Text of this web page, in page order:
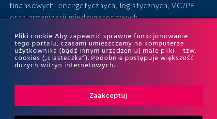
finansowych, energetycznych, logistycznych, VC/PE
oraz organizacji międzynarodowych.
• 15 lat doświadczenia, 170 ekspertów, tysiące
zrealizowanych projektów i wyróżnienia w rankingach
ITR World Tax i ITR World TP.
Pliki cookie Aby zapewnić sprawne funkcjonowanie
tego portalu, czasami umieszczamy na komputerze
użytkownika (bądź innym urządzeniu) małe pliki – tzw.
cookies („ciasteczka”). Podobnie postępuje większość
dużych witryn internetowych.
Zaakceptuj